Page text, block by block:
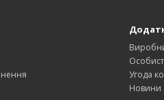
Угода
Новини